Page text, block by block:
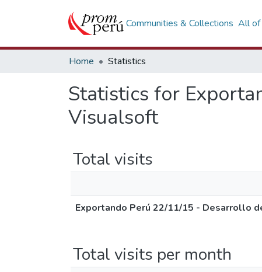
Communities & Collections All of
Home Statistics
Statistics for
Visualsoft
Total visits
Exportando Perú 22/11/15 - Desarrollo
Total visits per month